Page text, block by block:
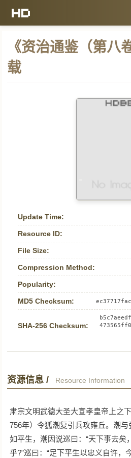
《资治通鉴（第八
载
Update Time:
Resource ID:
File Size:
Compression Method:
Popularity:
MD5 Checksum:
SHA-256 Checksum:
资源信息 / Resource Information
肃宗文明武德大圣大宣孝皇帝上之
756年）令狐潮复引兵攻雍丘。潮
如平生，潮因说巡曰：“天下事去矣
乎?”巡曰：“足下平生以忠义自许，